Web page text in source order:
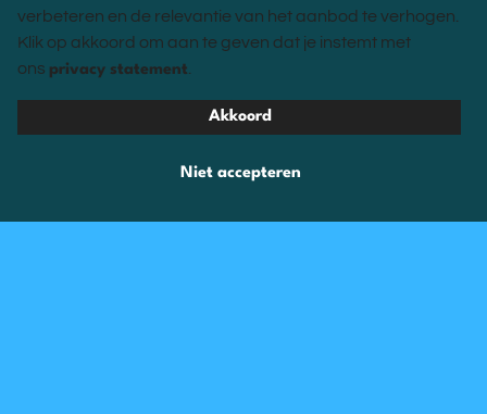
verbeteren en de relevantie van het aanbod te verhogen.
Klik op akkoord om aan te geven dat je instemt met
ons privacy statement
Akkoord
Niet accepteren